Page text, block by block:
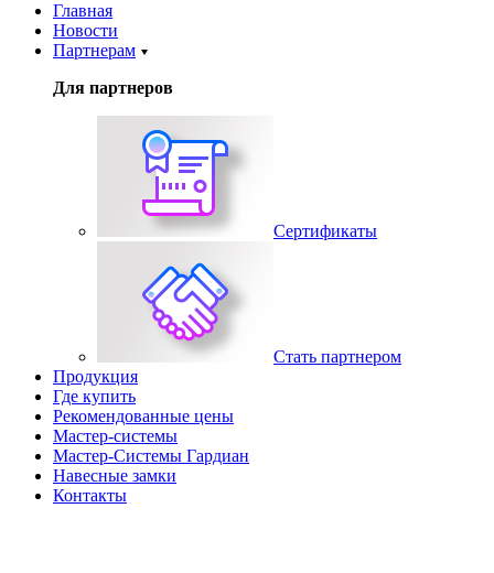
Главная
Новости
Партнерам
Для партнеров
Сертификаты
Стать партнером
Продукция
Где купить
Рекомендованные цены
Мастер-системы
Мастер-Системы Гардиан
Навесные замки
Контакты